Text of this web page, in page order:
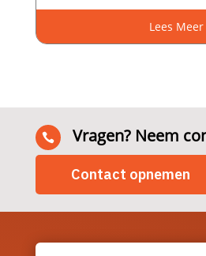
Lees Meer
 Vragen? Neem
Contact opnemen